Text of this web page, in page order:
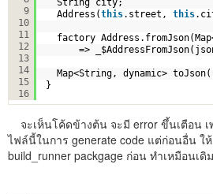
9
10
11
12
13
14
15
16
Address(this.street, this
factory
=>
Map<String, dynamic>
}
จะเห็นโค้ดข้างต้น จะมี error ขึ้นเตือน เ
ไฟล์นี้ในการ generate code แต่ก่อนอื่น ให้
build_runner packgage ก่อน ทำเหมือนเดิ